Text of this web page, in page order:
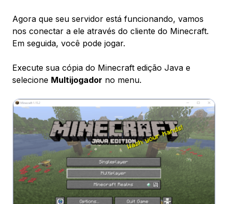
Agora que seu servidor está funcionando, vamos
nos conectar a ele através do cliente do Minecraft.
Em seguida, você pode jogar.
Execute sua cópia do Minecraft edição Java e
selecione Multijogador no menu.